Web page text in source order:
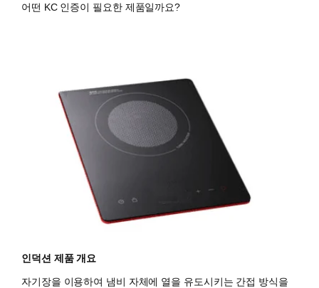
어떤 KC 인증이 필요한 제품일까요?
인덕션 제품 개요
자기장을 이용하여 냄비 자체에 열을 유도시키는 간접 방식을